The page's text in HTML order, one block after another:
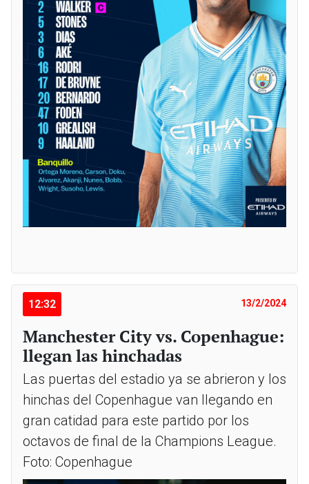
12:32 13/2/2024
Manchester City vs. Copenhague:
llegan las hinchadas
Las puertas del estadio ya se abrieron y los
hinchas del Copenhague van llegando en
gran catidad para este partido por los
octavos de final de la Champions League.
Foto: Copenhague